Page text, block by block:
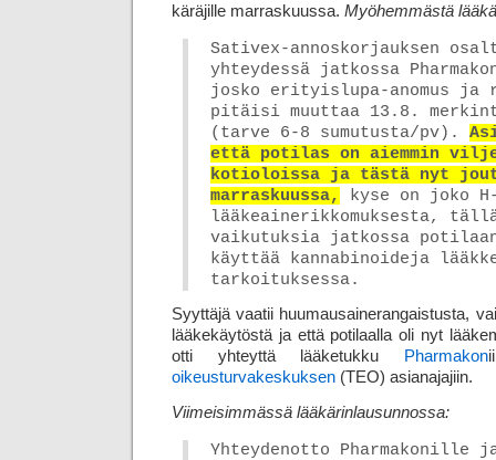
käräjille marraskuussa. Myöhemmästä
Sativex-annoskorjauksen
yhteydessä jatkossa
josko erityislupa-anomus ja
pitäisi muuttaa 13.8.
(tarve 6-8 sumutusta/pv).
että potilas on aiemmin
kotioloissa ja tästä nyt
marraskuussa,
kyse on joko
lääke­aine­rikkomuksesta,
vaikutuksia jatkossa
käyttää kannabinoideja
tarkoituksessa.
Syyttäjä vaatii huumausainerangaistusta,
lääkekäytöstä ja että potilaalla oli nyt
otti yhteyttä lääketukku
Pharmakon
oikeusturvakeskuksen (TEO) asianajajiin.
Viimeisimmässä lääkärinlausunnossa:
Yhteydenotto Pharmakonille